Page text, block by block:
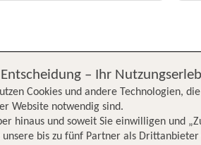
– Ihr
Cookies und andere Technologien,
Website notwendig sind.
hinaus und soweit Sie einwilligen und
unsere bis zu fünf Partner als